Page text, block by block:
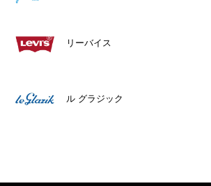
リーバイス
ル グラジック